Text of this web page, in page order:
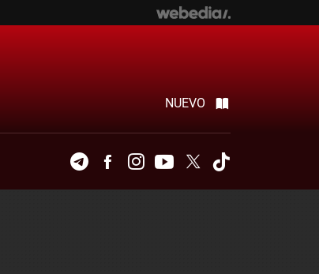
NUEVO
TelegramFacebookInstagramYoutubeTwitter